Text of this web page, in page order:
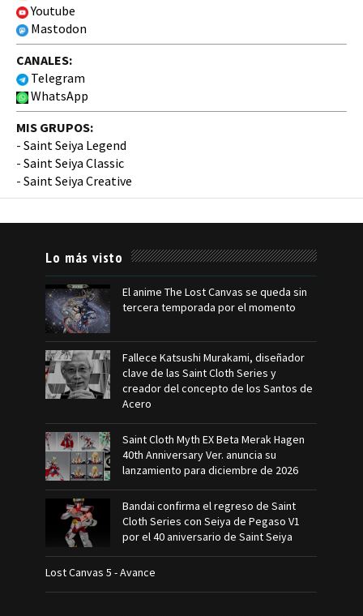
Youtube
Mastodon
CANALES:
Telegram
WhatsApp
MIS GRUPOS:
- Saint Seiya Legend
- Saint Seiya Classic
- Saint Seiya Creative
Lo más visto
El anime The Lost Canvas se queda sin
tercera temporada por el momento
Fallece Katsushi Murakami, diseñador
clave de las Saint Cloth Series y
creador del concepto de los Santos de
Acero
Saint Cloth Myth EX Beta Merak Hagen
40th Anniversary Ver. anuncia su
lanzamiento para diciembre de 2026
Bandai confirma el regreso de Saint
Cloth Series con Seiya de Pegaso V1
por el 40 aniversario de Saint Seiya
Lost Canvas 5 - Avance